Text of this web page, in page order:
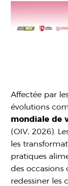
Affectée par
évolutions
mondiale de
(OIV, 2026).
les
pratiques
des
redessiner les